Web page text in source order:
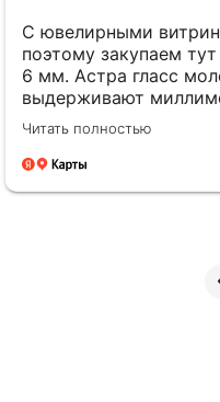
С ювелирными
поэтому закупаем
6 мм. Астра гласс
выдерживают
идеально
всегда на связи.
Читать полностью